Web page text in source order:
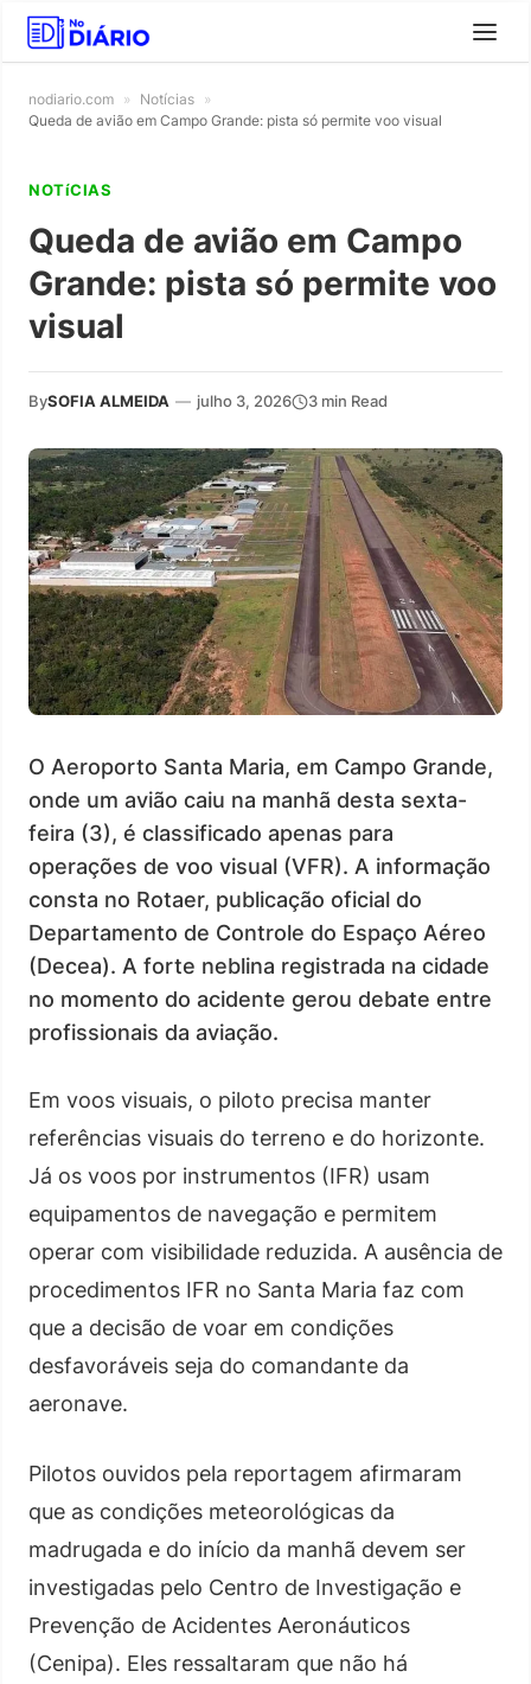
nodiario.com » Notícias »
Queda de avião em Campo Grande: pista só permite voo visual
NOTíCIAS
Queda de avião em Campo
Grande: pista só permite voo
visual
BySOFIA ALMEIDA — julho 3, 2026 3 min Read
O Aeroporto Santa Maria, em Campo Grande,
onde um avião caiu na manhã desta sexta-
feira (3), é classificado apenas para
operações de voo visual (VFR). A informação
consta no Rotaer, publicação oficial do
Departamento de Controle do Espaço Aéreo
(Decea). A forte neblina registrada na cidade
no momento do acidente gerou debate entre
profissionais da aviação.
Em voos visuais, o piloto precisa manter
referências visuais do terreno e do horizonte.
Já os voos por instrumentos (IFR) usam
equipamentos de navegação e permitem
operar com visibilidade reduzida. A ausência de
procedimentos IFR no Santa Maria faz com
que a decisão de voar em condições
desfavoráveis seja do comandante da
aeronave.
Pilotos ouvidos pela reportagem afirmaram
que as condições meteorológicas da
madrugada e do início da manhã devem ser
investigadas pelo Centro de Investigação e
Prevenção de Acidentes Aeronáuticos
(Cenipa). Eles ressaltaram que não há